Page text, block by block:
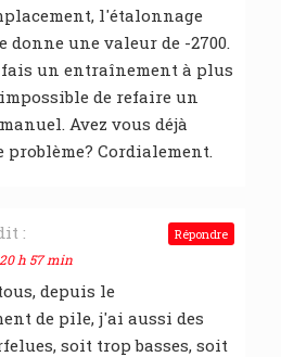
l'étalonnage
donne une valeur de -2700.
un entraînement à plus
impossible de refaire un
Avez vous déjà
problème? Cordialement.
:
h 57 min
depuis le
de pile, j'ai aussi des
soit trop basses, soit
Répondre